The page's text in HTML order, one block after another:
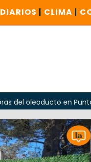
| CLIMA |
en Punta Colorada